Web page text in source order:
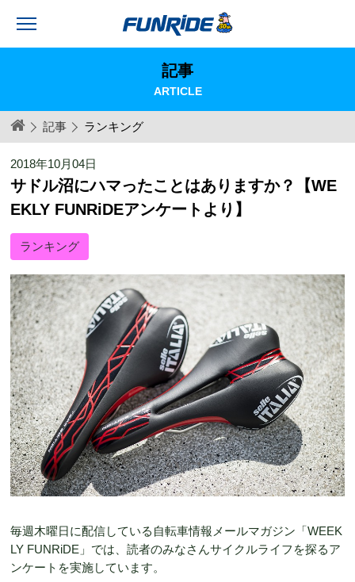
記事
ARTICLE
記事 ランキング
2018年10月04日
サドル沼にハマったことはありますか？【WE
EKLY FUNRiDEアンケートより】
ランキング
毎週木曜日に配信している自転車情報メールマガジン「WEEK
LY FUNRiDE」では、読者のみなさんサイクルライフを探るア
ンケートを実施しています。